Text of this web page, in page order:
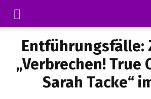
Entführungsfälle:
„Verbrechen! True
Sarah Tacke“